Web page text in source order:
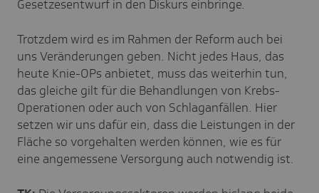
Gesetzesentwurf in den Diskurs einbringe.
Trotzdem wird es im Rahmen der Reform auch bei
uns Veränderungen geben. Nicht jedes Haus, das
heute Knie-OPs anbietet, muss das weiterhin tun,
das gleiche gilt für die Behandlungen von Krebs-
Operationen oder auch von Schlaganfällen. Hier
setzen wir uns dafür ein, dass die Leistungen in der
Fläche so vorgehalten werden können, wie es für
eine angemessene Versorgung auch notwendig ist.